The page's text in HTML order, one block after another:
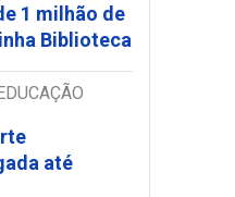
1 milhão de
Biblioteca
até